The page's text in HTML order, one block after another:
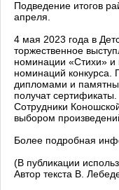
Подведение итогов
апреля.
4 мая 2023 года в
торжественное
номинации «Стихи» и
номинаций конкурса.
дипломами и
получат сертификаты.
Сотрудники
выбором
Более подробная
(В публикации
Автор текста В.